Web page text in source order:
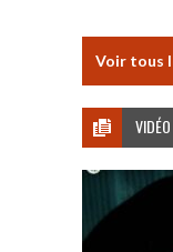
Voir tous